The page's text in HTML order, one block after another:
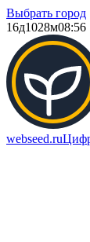
Выбрать город
16д1028м08:56
webseed.ru